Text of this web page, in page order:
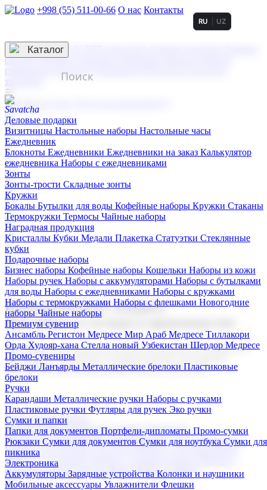
+998 (55) 511-00-66 О нас Контакты
3D гравировка
смолой (Doming)
гравировка твердая
тиснение
RU UZ
☰
Контакты
Каталог
Деловые подарки
Визитницы Настольные наборы Настольные часы
Ежедневник
Блокноты Ежедневники Ежедневники на заказ Калькулятор
ежедневника Наборы с ежедневниками
Зонты
Зонты-трости Складные зонты
Кружки
Бокалы Бутылки для воды Кофейные наборы Кружки Стаканы
Термокружки Термосы Чайные наборы
Наградная продукция
Kристаллы Кубки Медали Плакетка Статуэтки Стеклянные
кубки
Подарочные наборы
Бизнес наборы Кофейные наборы Кошельки Наборы из кожи
Наборы ручек Наборы с аккумуляторами Наборы с бутылками
для воды Наборы с ежедневниками Наборы с кружками
Наборы с термокружками Наборы с флешками Новогодние
наборы Чайные наборы
Премиум сувенир
Ансамбль Регистон Медресе Мир Араб Медресе Тиллакори
Орда Худояр-хана Стелла новый Узбекистан Шердор Медресе
Промо-сувениры
Бейджи Ланъярды Металлические брелоки Пластиковые
брелоки
Ручки
Карандаши Металлические ручки Наборы с ручками
Пластиковые ручки Футляры для ручек Эко ручки
Сумки и папки
Папки для документов Портфели-дипломаты Промо-сумки
Рюкзаки Сумки для документов Сумки для ноутбука Сумки для
пикника
Электроника
Аккумуляторы Зарядные устройства Колонки и наушники
Мобильные аксессуары Увлажнители Флешки
Корпоративные подарки
Поставка со склада и производство
Мы предлагаем широкий выбор корпоративных подарков и
сувениров с логотипом. В нашем каталоге вы найдете
продукцию для бизнеса, мероприятия и клиентов.
Подарочные наборы
Бизнес наборыКофейные наборы Кошельки
Наборы из кожиНаборы ручекНаборы с аккумуляторами
Наборы с бутылками для воды
Наборы с ежедневниками
Наборы с кружками
флешкамиНовогодние наборыЧайные наборы